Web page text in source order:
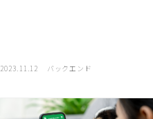
2023.11.12 バックエンド